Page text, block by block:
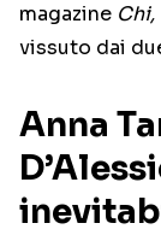
magazine Chi,
vissuto dai
Anna